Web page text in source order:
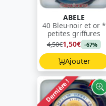
ABELE
40 Bleu-noir et or *
petites griffures
4,50€1,50€ -67%
Ajouter
Dernière !